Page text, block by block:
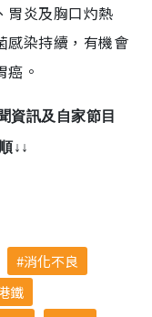
胃炎及胸口灼熱
感染持續，有機會
。
資訊及自家節目
↓↓
消化不良
鐵